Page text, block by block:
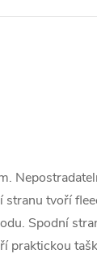
stranu tvoří
Spodní
praktickou